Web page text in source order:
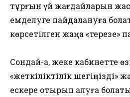
тұрғын үй жағдайларын
емделуге пайдалануға
көрсетілген жаңа «терезе»
Сондай-ақ, жеке кабинетте
«жеткіліктілік шегіңізді»
ескере отырып алуға